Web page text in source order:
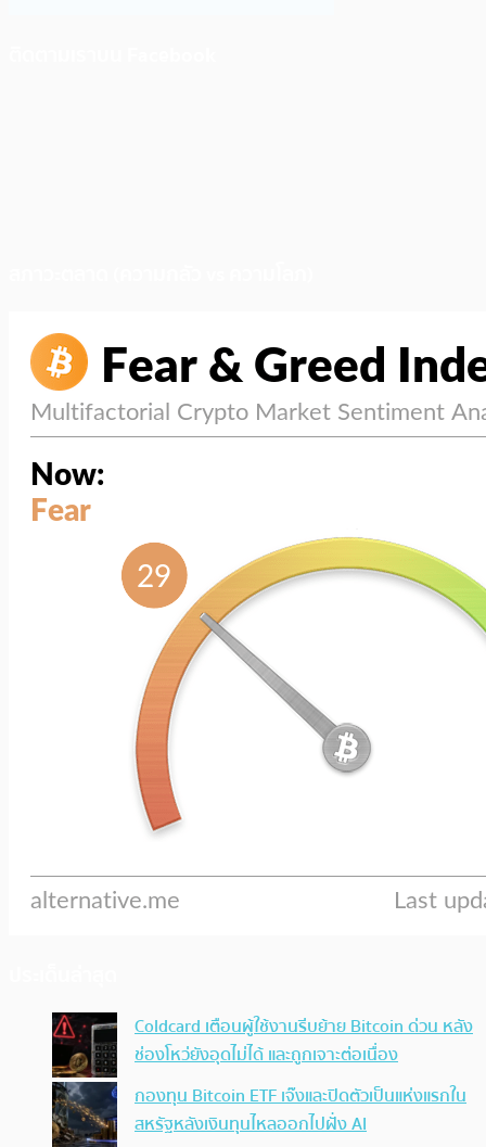
Coldcard เตือนผู้ใช้งานรีบย้าย Bitcoin ด่วน หลัง
ช่องโหว่ยังอุดไม่ได้ และถูกเจาะต่อเนื่อง
กองทุน Bitcoin ETF เจ๊งและปิดตัวเป็นแห่งแรกใน
สหรัฐหลังเงินทุนไหลออกไปฝั่ง AI